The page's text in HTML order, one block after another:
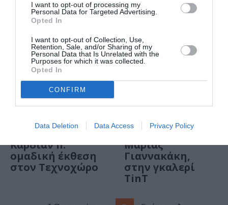
I want to opt-out of processing my
Personal Data for Targeted Advertising.
Opted In
I want to opt-out of Collection, Use,
Retention, Sale, and/or Sharing of my
Personal Data that Is Unrelated with the
Purposes for which it was collected.
Opted In
CONFIRM
Data Deletion Data Access Privacy Policy
ΤΕΧΝΕΣ / ΝΕΑ
A Jewel Made In
Greece: Έκθεση
δημιουργικού
κοσμήματος στο
Grand Resort
Lagonissi
ΤΕΧΝΕΣ / ΝΕΑ
στα Γενικά
Αρχεία του
Κράτους
ΤΕΧΝΕΣ / ΝΕΑ
Τεχνοχώρος
Καρδίαν II:
ομαδική έκθεση
στον Τεχνοχώρο
ΤΕΧΝΕΣ / ΝΕΑ
Έκθεση
ζωγραφικής, της
Μαρίας
Γιαννακάκη,
στην γκαλερί
TinT